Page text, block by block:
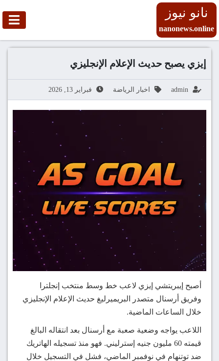
نانو نيوز
nanonews.online
إيزي يصبح حديث الإعلام الإنجليزي
admin اخبار الرياضة فبراير 13, 2026
أصبح إيبريتشي إيزي لاعب خط وسط منتخب إنجلترا
وفريق أرسنال متصدر البريميرليغ حديث الإعلام الإنجليزي
خلال الساعات الماضية.
اللاعب يواجه وضعية صعبة مع أرسنال بعد انتقاله البالغ
قيمته 60 مليون جنيه إسترليني. فهو منذ تسجيله الهاتريك
ضد توتنهام في نوفمبر الماضي، فشل في التسجيل خلال